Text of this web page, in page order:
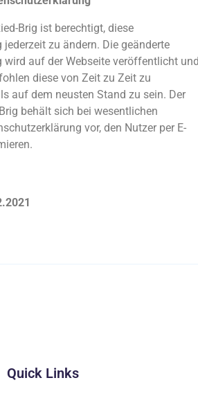
Brig ist berechtigt, diese
zu ändern. Die geänderte
wird auf der Webseite veröffentlicht
diese von Zeit zu Zeit zu
auf dem neusten Stand zu sein. Der
behält sich bei wesentlichen
vor, den Nutzer per E-
Quick Links